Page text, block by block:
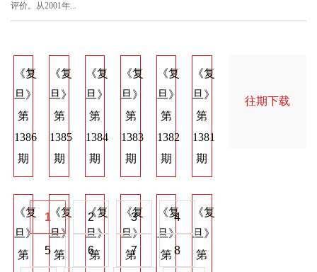
评价。从2001年...
《复
旦》
第
1386
期
《复
旦》
第
1385
期
《复
旦》
第
1384
期
《复
旦》
第
1383
期
《复
旦》
第
1382
期
《复
旦》
第
1381
期
《复
旦》
第
《复
旦》
第
《复
旦》
第
《复
旦》
第
《复
旦》
第
《复
旦》
第
旦》
1 2 3 4
5 6 7 8
往期下载